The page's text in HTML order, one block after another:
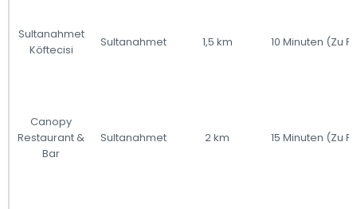
Sultanahmet
Köftecisi
Sultanahmet 1,5 km 10 Minuten (Zu
Canopy
Restaurant &
Bar
Sultanahmet 2 km 15 Minuten (Zu